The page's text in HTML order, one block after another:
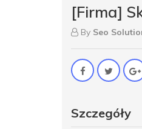
[Firma]
By Seo
Szczegóły